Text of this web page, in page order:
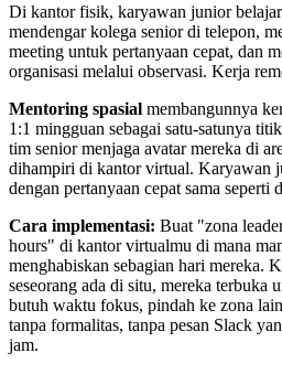
Di kantor fisik, karyawan junior
mendengar kolega senior di telepon,
meeting untuk pertanyaan cepat, dan
organisasi melalui observasi. Kerja
Mentoring spasial membangunnya
1:1 mingguan sebagai satu-satunya
tim senior menjaga avatar mereka di
dihampiri di kantor virtual. Karyawan
dengan pertanyaan cepat sama seperti
Cara implementasi: Buat "zona
hours" di kantor virtualmu di mana
menghabiskan sebagian hari mereka.
seseorang ada di situ, mereka terbuka
butuh waktu fokus, pindah ke zona
tanpa formalitas, tanpa pesan Slack
jam.